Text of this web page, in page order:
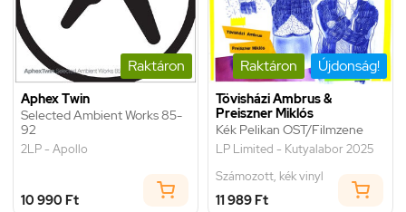
Raktáron
Aphex Twin
Selected Ambient Works 85-
92
2LP - Apollo
10 990 Ft
Raktáron Újdonság!
Tövisházi Ambrus &
Preiszner Miklós
Kék Pelikan OST/Filmzene
LP Limited - Kutyalabor 2025
Számozott, kék vinyl
11 989 Ft